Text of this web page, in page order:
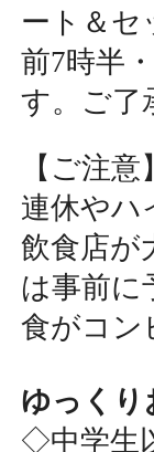
ート＆セ
前7時半
す。ご了
【ご注意】
連休やハ
飲食店が
は事前に
食がコン
ゆっくり
◇中学生